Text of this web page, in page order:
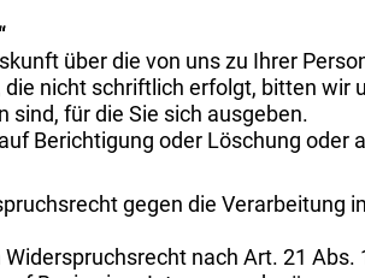
über die von uns zu Ihrer
nicht schriftlich erfolgt, bitten wir
sind, für die Sie sich ausgeben.
Berichtigung oder Löschung
gegen die Verarbeitung
nach Art. 21